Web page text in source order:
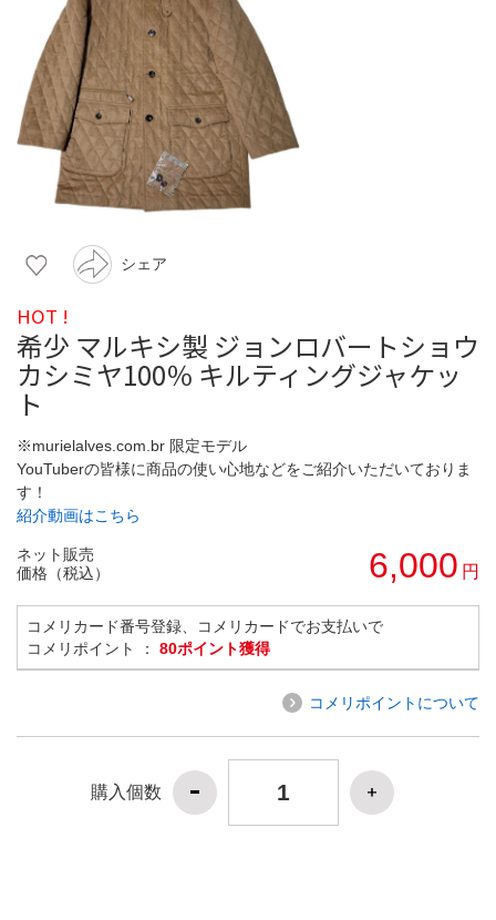
シェア
HOT !
希少 マルキシ製 ジョンロバートショウ
カシミヤ100％ キルティングジャケッ
ト
※murielalves.com.br 限定モデル
YouTuberの皆様に商品の使い心地などをご紹介いただいておりま
す！
紹介動画はこちら
ネット販売
価格（税込）
6,000 円
コメリカード番号登録、コメリカードでお支払いで
コメリポイント ： 80ポイント獲得
コメリポイントについて
購入個数